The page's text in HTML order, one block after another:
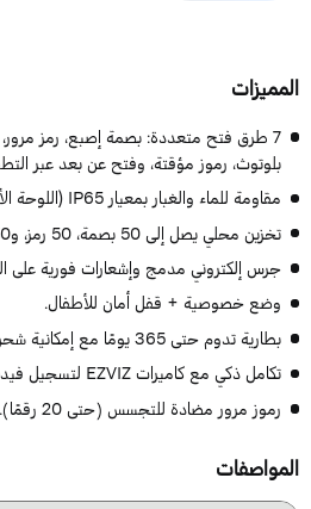
7 طرق فتح متعددة: بصمة إصبع، رمز مرور،
بلوتوث، رموز مؤقتة، وفتح عن بعد عبر
مقاومة للماء والغبار بمعيار IP65 (اللوحة الأمامية).
تخزين محلي يصل إلى 50 بصمة، 50 رمز، و50 بطاقة.
جرس إلكتروني مدمج وإشعارات فورية على
وضع خصوصية + قفل أمان للأطفال.
بطارية تدوم حتى 365 يومًا مع إمكانية شحن طارئ Type-C.
تكامل ذكي مع كاميرات EZVIZ لتسجيل فيديو تلقائي.
رموز مرور مضادة للتجسس (حتى 20 رقمًا).